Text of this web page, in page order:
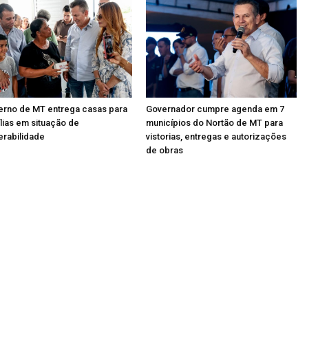
de MT entrega casas para
em situação de
Governador cumpre agenda em 7
municípios do Nortão de MT para
vistorias, entregas e autorizações
de obras